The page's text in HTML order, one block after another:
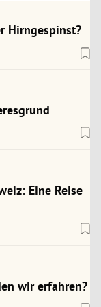
Hirngespinst?
Eine Reise
wir erfahren?